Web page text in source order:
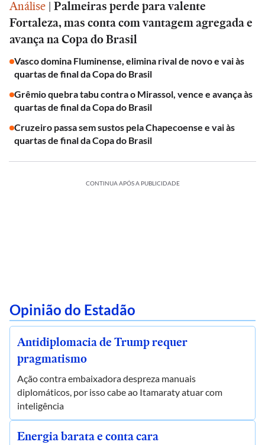
Análise | Palmeiras perde para valente
Fortaleza, mas conta com vantagem agregada e
avança na Copa do Brasil
Vasco domina Fluminense, elimina rival de novo e vai às
quartas de final da Copa do Brasil
Grêmio quebra tabu contra o Mirassol, vence e avança às
quartas de final da Copa do Brasil
Cruzeiro passa sem sustos pela Chapecoense e vai às
quartas de final da Copa do Brasil
CONTINUA APÓS A PUBLICIDADE
Opinião do Estadão
Antidiplomacia de Trump requer
pragmatismo
Ação contra embaixadora despreza manuais
diplomáticos, por isso cabe ao Itamaraty atuar com
inteligência
Energia barata e conta cara